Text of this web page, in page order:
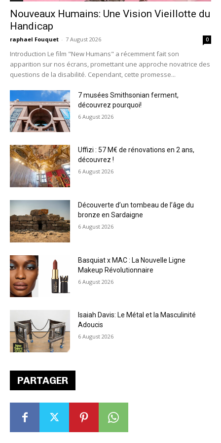
PARTAGER
Nouveaux Humains: Une Vision Vieillotte du
Handicap
raphael Fouquet - 7 August 2026 0
Introduction Le film "New Humans" a récemment fait son
apparition sur nos écrans, promettant une approche novatrice des
questions de la disabilité. Cependant, cette promesse...
7 musées Smithsonian ferment,
découvrez pourquoi!
6 August 2026
Uffizi : 57 M€ de rénovations en 2 ans,
découvrez !
6 August 2026
Découverte d’un tombeau de l’âge du
bronze en Sardaigne
6 August 2026
Basquiat x MAC : La Nouvelle Ligne
Makeup Révolutionnaire
6 August 2026
Isaiah Davis: Le Métal et la Masculinité
Adoucis
6 August 2026